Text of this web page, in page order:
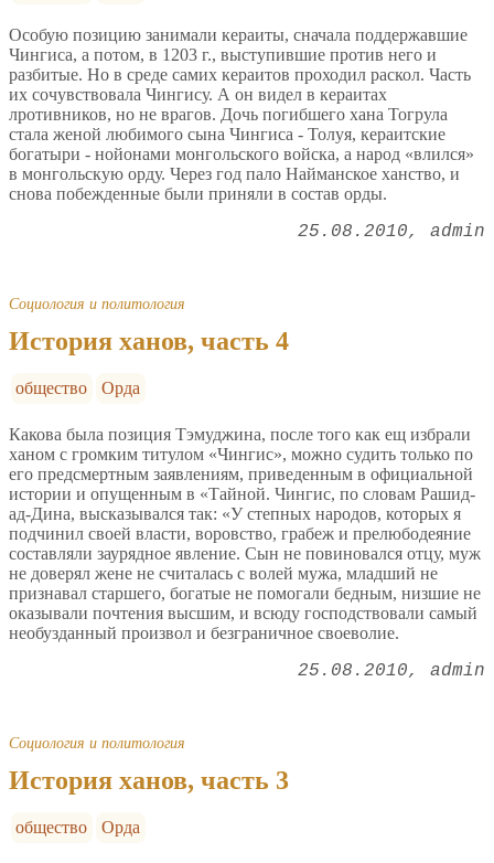
Особую позицию занимали кераиты, сначала поддержавшие
Чингиса, а потом, в 1203 г., выступившие против него и
разбитые. Но в среде самих кераитов проходил раскол. Часть
их сочувствовала Чингису. А он видел в кераитах
лротивников, но не врагов. Дочь погибшего хана Тогрула
стала женой любимого сына Чингиса - Толуя, кераитские
богатыри - нойонами монгольского войска, а народ «влился»
в монгольскую орду. Через год пало Найманское ханство, и
снова побежденные были приняли в состав орды.
25.08.2010 admin
Социология и политология
История ханов, часть 4
общество Орда
Какова была позиция Тэмуджина, после того как ещ избрали
ханом с громким титулом «Чингис», можно судить только по
его предсмертным заявлениям, приведенным в официальной
истории и опущенным в «Тайной. Чингис, по словам Рашид-
ад-Дина, высказывался так: «У степных народов, которых я
подчинил своей власти, воровство, грабеж и прелюбодеяние
составляли заурядное явление. Сын не повиновался отцу, муж
не доверял жене не считалась с волей мужа, младший не
признавал старшего, богатые не помогали бедным, низшие не
оказывали почтения высшим, и всюду господствовали самый
необузданный произвол и безграничное своеволие.
25.08.2010 admin
Социология и политология
История ханов, часть 3
общество Орда